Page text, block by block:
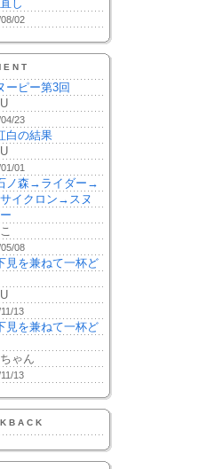
し
02
ーピー第3回
23
白の結果
01
ノ森→ライダー→
イクロン→スヌ
08
見を兼ねて一杯ど
13
見を兼ねて一杯ど
ゃん
13